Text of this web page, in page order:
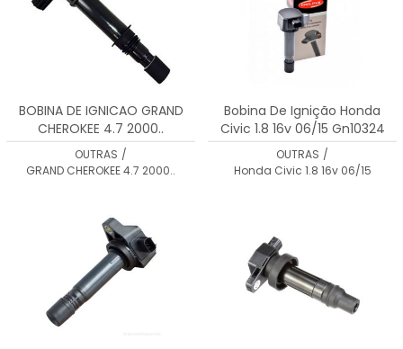
BOBINA DE IGNICAO GRAND
CHEROKEE 4.7 2000..
56028138AF
OUTRAS /
GRAND CHEROKEE 4.7 2000..
Bobina De Ignição Honda
Civic 1.8 16v 06/15 Gn10324
OUTRAS /
Honda Civic 1.8 16v 06/15